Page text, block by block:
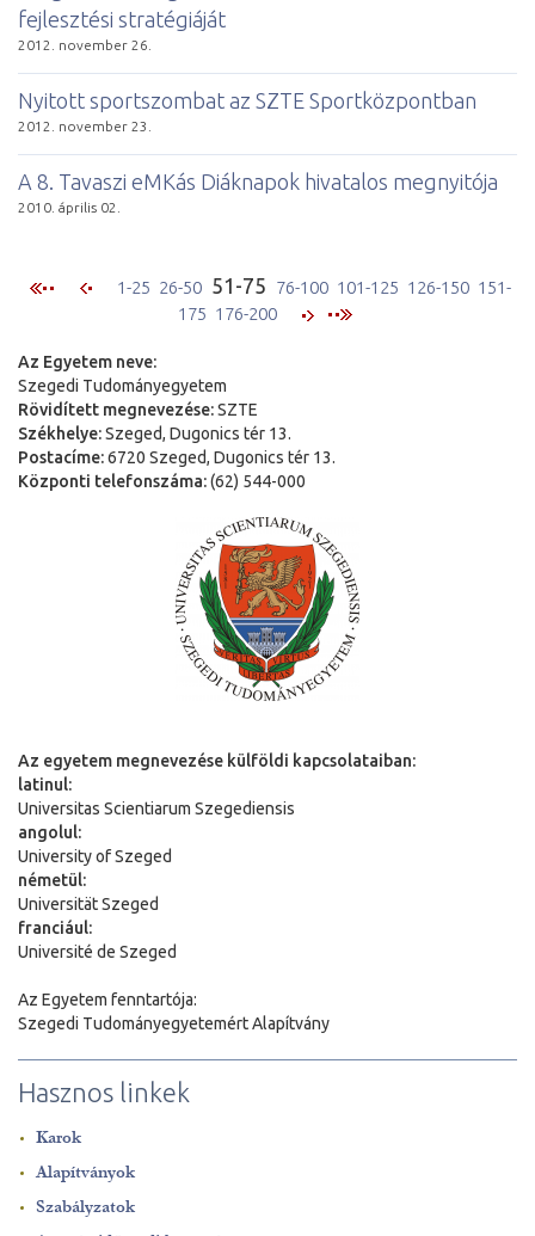
fejlesztési stratégiáját
2012. november 26.
Nyitott sportszombat az SZTE Sportközpontban
2012. november 23.
A 8. Tavaszi eMKás Diáknapok hivatalos megnyitója
2010. április 02.
1-25 26-50 51-75 76-100 101-125 126-150 151-
175 176-200
Az Egyetem neve:
Szegedi Tudományegyetem
Rövidített megnevezése:SZTE
Székhelye:Szeged, Dugonics tér 13.
Postacíme:6720 Szeged, Dugonics tér 13.
Központi telefonszáma:(62) 544-000
Az egyetem megnevezése külföldi kapcsolataiban:
latinul:
Universitas Scientiarum Szegediensis
angolul:
University of Szeged
németül:
Universität Szeged
franciául:
Université de Szeged
Az Egyetem fenntartója:
Szegedi Tudományegyetemért Alapítvány
Hasznos linkek
Karok
Alapítványok
Szabályzatok